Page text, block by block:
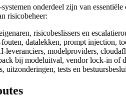
onderdeel zijn van
risicobeheer:
risicobeslissers en
datalekken, prompt injection,
leveranciers, modelproviders,
bij modeluitval, vendor lock-in of
uitzonderingen, tests en